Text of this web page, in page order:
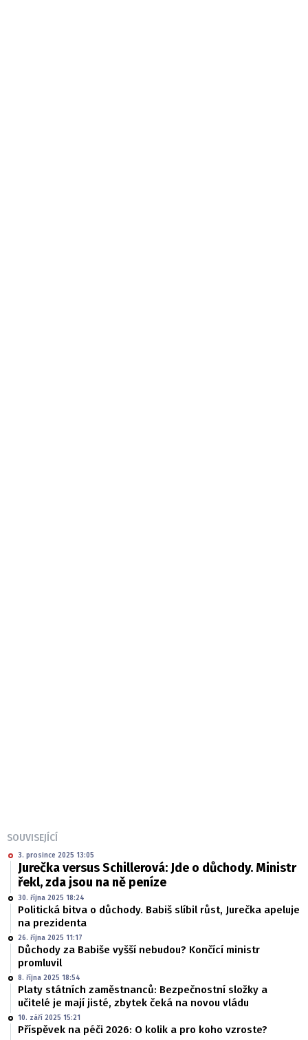
SOUVISEJÍCÍ
3. prosince 2025 13:05
Jurečka versus Schillerová: Jde o důchody. Ministr
řekl, zda jsou na ně peníze
30. října 2025 18:24
Politická bitva o důchody. Babiš slíbil růst, Jurečka apeluje
na prezidenta
26. října 2025 11:17
Důchody za Babiše vyšší nebudou? Končící ministr
promluvil
8. října 2025 18:54
Platy státních zaměstnanců: Bezpečnostní složky a
učitelé je mají jisté, zbytek čeká na novou vládu
10. září 2025 15:21
Příspěvek na péči 2026: O kolik a pro koho vzroste?